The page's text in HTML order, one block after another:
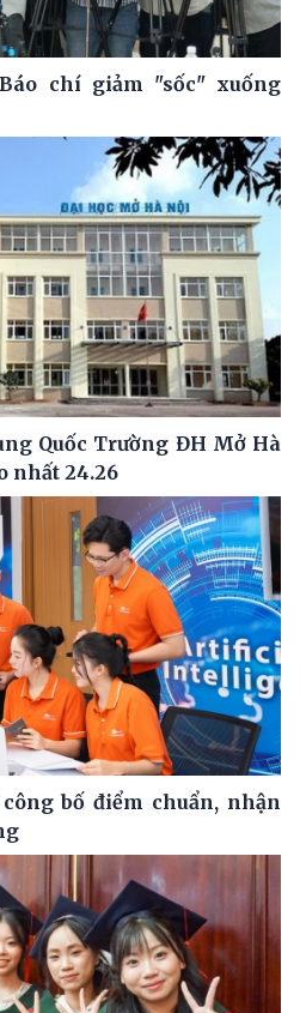
chí giảm "sốc" xuống
Quốc Trường ĐH Mở Hà
nhất 24.26
bố điểm chuẩn, nhận